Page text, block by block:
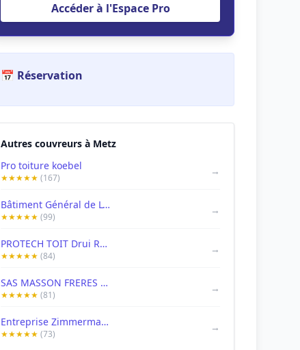
Accéder à l'Espace Pro
📅 Réservation
Autres couvreurs à Metz
Pro toiture koebel
★★★★★(167)
→
Bâtiment Général de L'Est BGE
★★★★★(99)
→
PROTECH TOIT Drui Romain
★★★★★(84)
→
SAS MASSON FRERES - Charpente - couverture - zinguerie - isolation ...
★★★★★(81)
→
Entreprise Zimmermann - Couvreur - Zingueur - Charpentier
★★★★★(73)
→